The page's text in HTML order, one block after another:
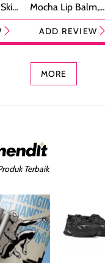
Mocha Lip Balm,
Pelembap Bibir
dengan Aroma
ADD REVIEW
MORE
Terbaik